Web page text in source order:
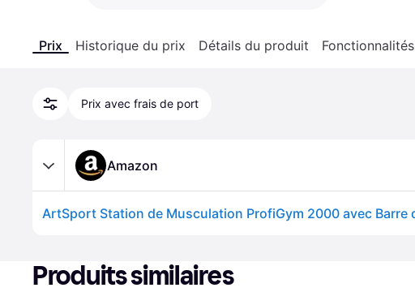
Prix Historique du prix Détails du produit Fonctionnalités
Prix avec frais de port
Amazon
Produits similaires